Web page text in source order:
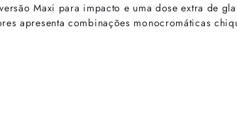
Maxi para impacto e uma dose extra de
apresenta combinações monocromáticas